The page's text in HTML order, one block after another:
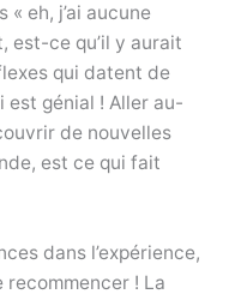
eh, j’ai aucune
est-ce qu’il y aurait
qui datent de
est génial ! Aller au-
de nouvelles
est ce qui fait
dans l’expérience,
recommencer ! La